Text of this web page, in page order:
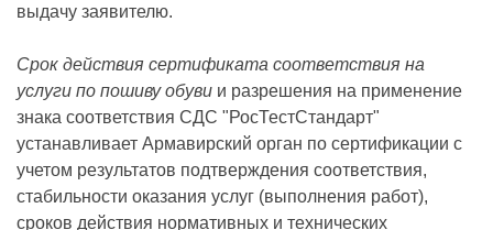
выдачу заявителю.
Срок действия сертификата соответствия на
услуги по пошиву обуви и разрешения на применение
знака соответствия СДС "РосТестСтандарт"
устанавливает Армавирский орган по сертификации с
учетом результатов подтверждения соответствия,
стабильности оказания услуг (выполнения работ),
сроков действия нормативных и технических